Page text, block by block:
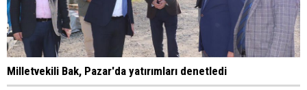
Milletvekili Bak, Pazar'da yatırımları denetledi